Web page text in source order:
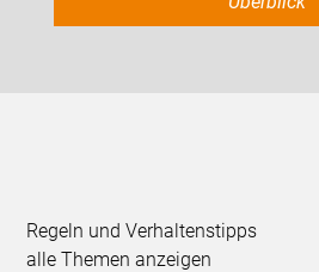
Regeln und Verhaltenstipps
alle Themen anzeigen